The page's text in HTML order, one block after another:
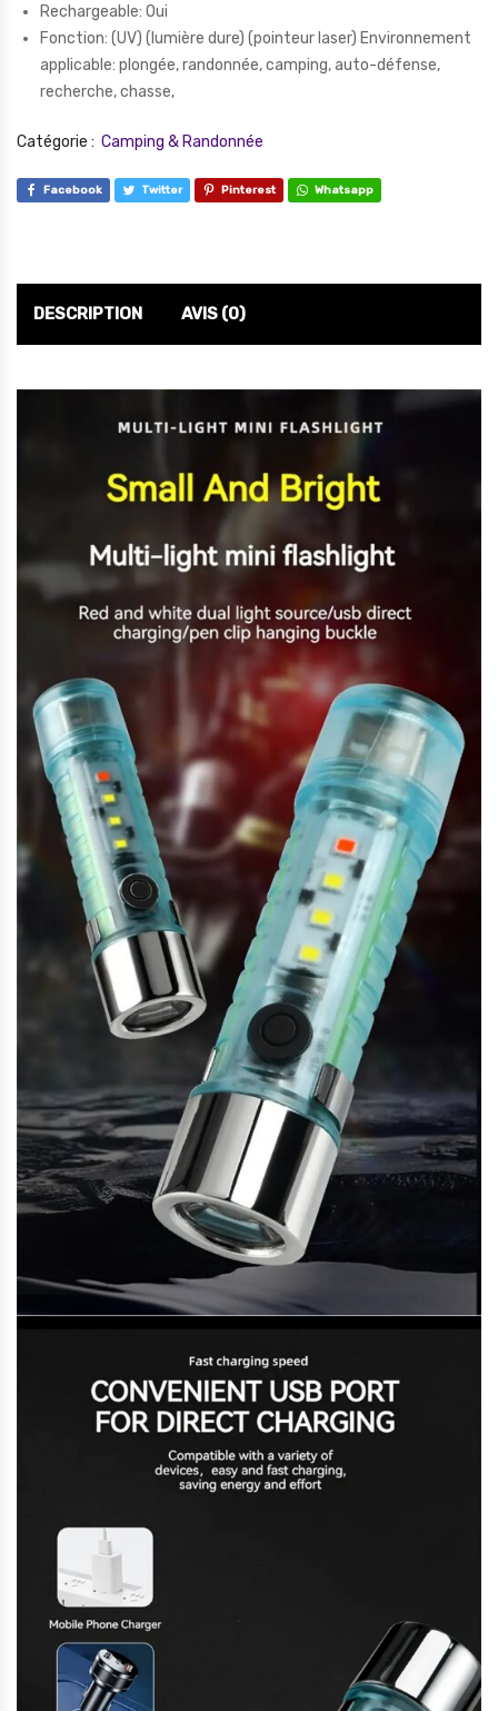
Rechargeable: Oui
Fonction: (UV) (lumière dure) (pointeur laser) Environnement
applicable: plongée, randonnée, camping, auto-défense,
recherche, chasse,
Catégorie : Camping & Randonnée
Facebook Twitter Pinterest Whatsapp
DESCRIPTION AVIS (0)